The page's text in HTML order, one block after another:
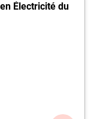
Électricité du